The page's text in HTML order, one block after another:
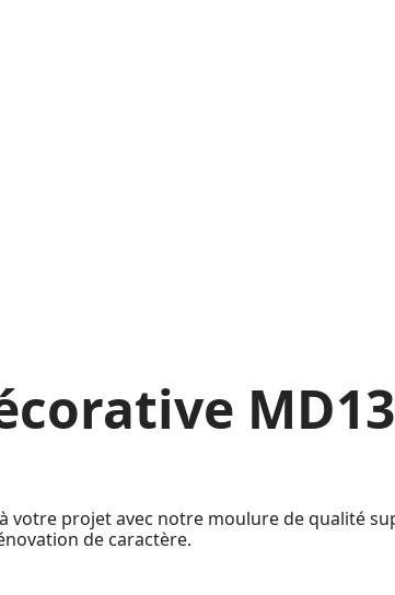
projet avec notre moulure de qualité
de caractère.